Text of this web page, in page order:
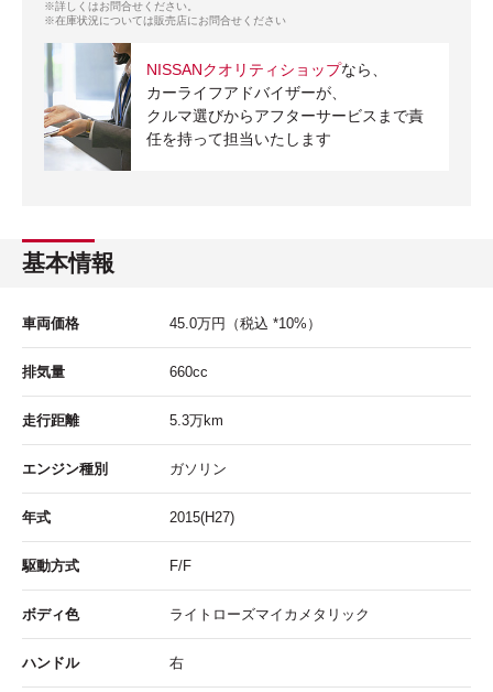
※詳しくはお問合せください。
※在庫状況については販売店にお問合せください
NISSANクオリティショップなら、
カーライフアドバイザーが、
クルマ選びからアフターサービスまで責
任を持って担当いたします
基本情報
車両価格 45.0万円 （税込 *10%）
排気量 660cc
走行距離 5.3万km
エンジン種別 ガソリン
年式 2015(H27)
駆動方式 F/F
ボディ色 ライトローズマイカメタリック
ハンドル 右